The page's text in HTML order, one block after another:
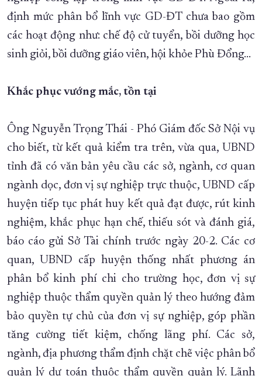
định mức phân bổ lĩnh vực GD-ĐT chưa bao gồm
các hoạt động như: chế độ cử tuyển, bồi dưỡng học
sinh giỏi, bồi dưỡng giáo viên, hội khỏe Phù Đổng…
Khắc phục vướng mắc, tồn tại
Ông Nguyễn Trọng Thái - Phó Giám đốc Sở Nội vụ
cho biết, từ kết quả kiểm tra trên, vừa qua, UBND
tỉnh đã có văn bản yêu cầu các sở, ngành, cơ quan
ngành dọc, đơn vị sự nghiệp trực thuộc, UBND cấp
huyện tiếp tục phát huy kết quả đạt được, rút kinh
nghiệm, khắc phục hạn chế, thiếu sót và đánh giá,
báo cáo gửi Sở Tài chính trước ngày 20-2. Các cơ
quan, UBND cấp huyện thống nhất phương án
phân bổ kinh phí chi cho trường học, đơn vị sự
nghiệp thuộc thẩm quyền quản lý theo hướng đảm
bảo quyền tự chủ của đơn vị sự nghiệp, góp phần
tăng cường tiết kiệm, chống lãng phí. Các sở,
ngành, địa phương thẩm định chặt chẽ việc phân bổ
quản lý dự toán thuộc thẩm quyền quản lý. Lãnh